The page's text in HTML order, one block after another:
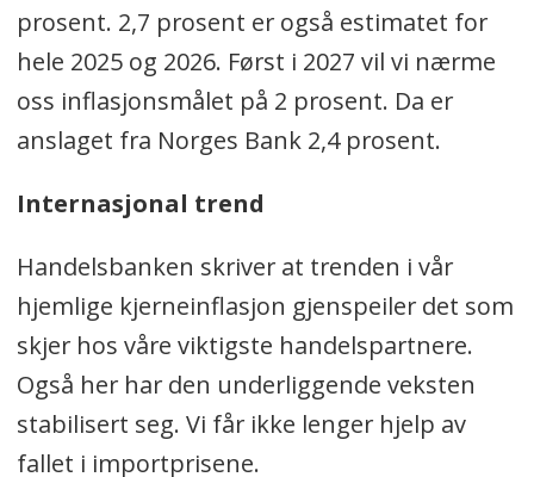
prosent. 2,7 prosent er også estimatet for
hele 2025 og 2026. Først i 2027 vil vi nærme
oss inflasjonsmålet på 2 prosent. Da er
anslaget fra Norges Bank 2,4 prosent.
Internasjonal trend
Handelsbanken skriver at trenden i vår
hjemlige kjerneinflasjon gjenspeiler det som
skjer hos våre viktigste handelspartnere.
Også her har den underliggende veksten
stabilisert seg. Vi får ikke lenger hjelp av
fallet i importprisene.